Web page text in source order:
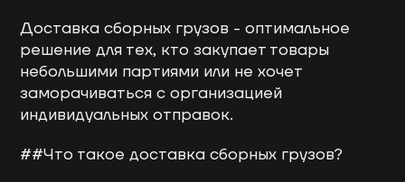
Доставка сборных грузов - оптимальное
решение для тех, кто закупает товары
небольшими партиями или не хочет
заморачиваться с организацией
индивидуальных отправок.
##Что такое доставка сборных грузов?